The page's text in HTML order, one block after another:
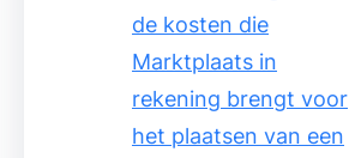
de kosten die
Marktplaats in
rekening brengt voor
het plaatsen van een